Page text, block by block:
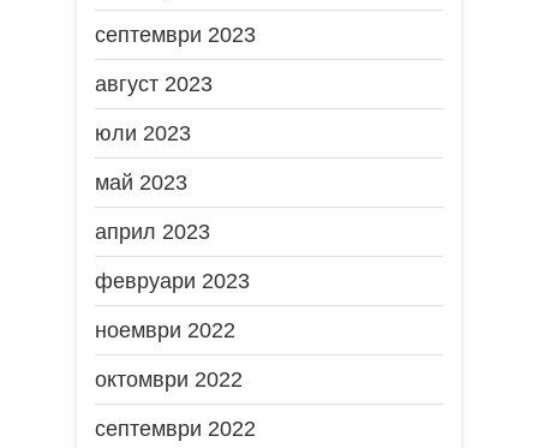
септември 2023
август 2023
юли 2023
май 2023
април 2023
февруари 2023
ноември 2022
октомври 2022
септември 2022